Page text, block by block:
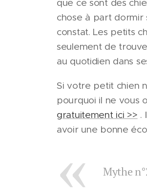
que ce sont des
chose à part dormir
constat. Les petits
seulement de
au quotidien dans
Si votre petit chien
pourquoi il ne vous
gratuitement ici >> .
avoir une bonne
Mythe